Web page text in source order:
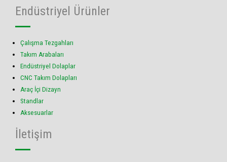
Endüstriyel Ürünler
Çalışma Tezgahları
Takım Arabaları
Endüstriyel Dolaplar
CNC Takım Dolapları
Araç İçi Dizayn
Standlar
Aksesuarlar
İletişim